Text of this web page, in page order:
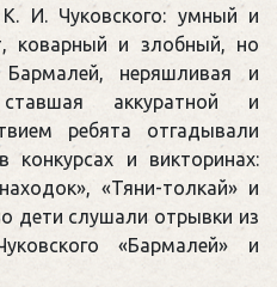
К. И. Чуковского: умный и
коварный и злобный, но
Бармалей, неряшливая и
аккуратной и
ребята отгадывали
конкурсах и викторинах:
«Тяни-толкай» и
дети слушали отрывки из
«Бармалей» и